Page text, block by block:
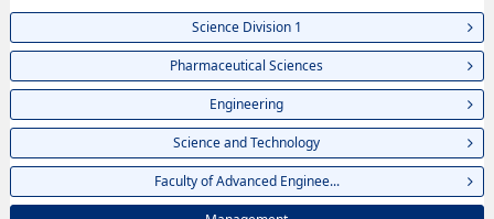
Science Division 1
Pharmaceutical Sciences
Engineering
Science and Technology
Faculty of Advanced Enginee...